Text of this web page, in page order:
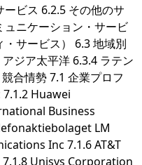
ビス 6.2.5 その他のサ
ニケーション・サービ
サービス） 6.3 地域別
ジア太平洋 6.3.4 ラテン
合情勢 7.1 企業プロフ
7.1.2 Huawei
Business
LM
Inc 7.1.6 AT&T
Unisys Corporation